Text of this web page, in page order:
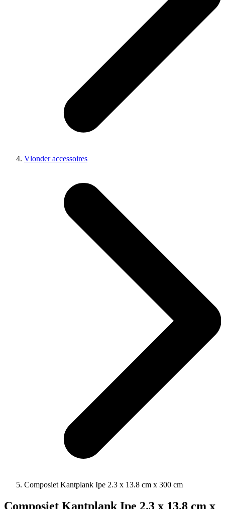
Vlonder accessoires
Composiet Kantplank Ipe 2.3 x 13.8 cm x 300 cm
Composiet Kantplank Ipe 2.3 x 13.8 cm x